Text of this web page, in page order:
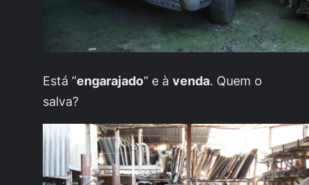
Está “engarajado“ e àvenda. Quem o
salva?